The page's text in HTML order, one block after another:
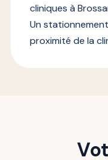
cliniques à
Un
proximité de la